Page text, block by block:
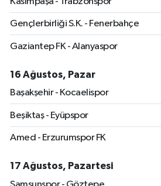
Gençlerbirliği S.K. - Fenerbahçe
Gaziantep FK - Alanyaspor
16 Ağustos, Pazar
Başakşehir - Kocaelispor
Beşiktaş - Eyüpspor
Amed - Erzurumspor FK
17 Ağustos, Pazartesi